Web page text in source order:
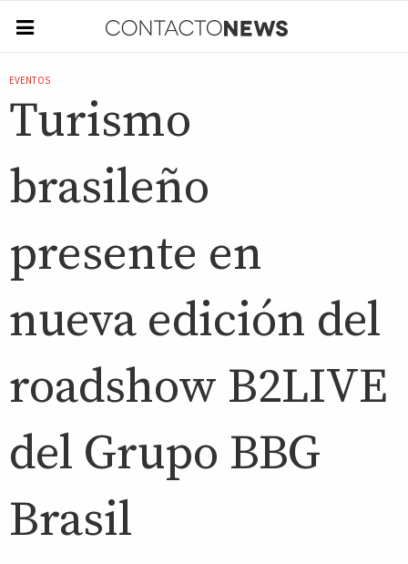
EVENTOS
Turismo
brasileño
presente en
nueva edición del
roadshow B2LIVE
del Grupo BBG
Brasil